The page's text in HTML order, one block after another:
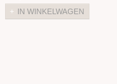
IN WINKELWAGEN